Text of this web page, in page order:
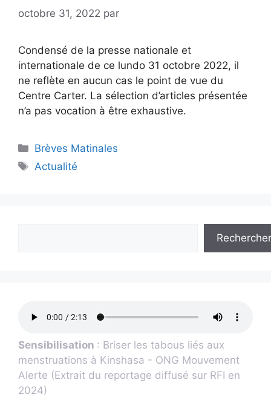
octobre 31, 2022 par
Condensé de la presse nationale et
internationale de ce lundo 31 octobre 2022, il
ne reflète en aucun cas le point de vue du
Centre Carter. La sélection d’articles présentée
n’a pas vocation à être exhaustive.
Brèves Matinales
Actualité
Rechercher
Sensibilisation : Briser les tabous liés aux
menstruations à Kinshasa - ONG Mouvement
Alerte (Extrait du reportage diffusé sur RFI en
2024)